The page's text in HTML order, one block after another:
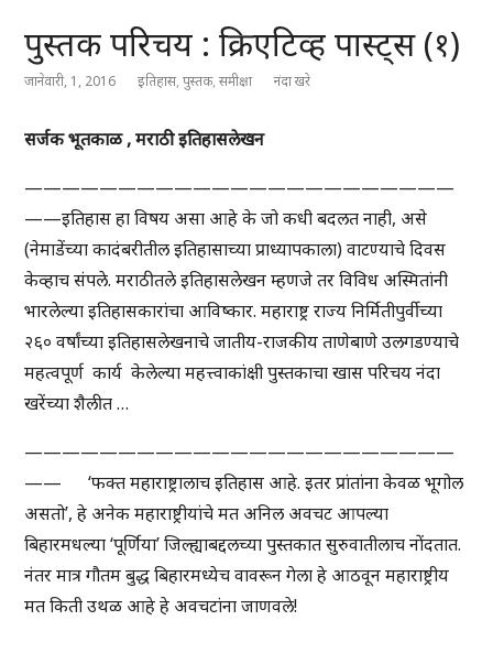
पुस्तक परिचय : क्रिएटिव्ह पास्ट्स (१)
जानेवारी, 1, 2016 इतिहास,पुस्तक,समीक्षा नंदा खरे
सर्जक भूतकाळ , मराठी इतिहासलेखन
———————————————————————
——इतिहास हा विषय असा आहे के जो कधी बदलत नाही, असे
(नेमाडेंच्या कादंबरीतील इतिहासाच्या प्राध्यापकाला) वाटण्याचे दिवस
केव्हाच संपले. मराठीतले इतिहासलेखन म्हणजे तर विविध अस्मितांनी
भारलेल्या इतिहासकारांचा आविष्कार. महाराष्ट्र राज्य निर्मितीपुर्वीच्या
२६० वर्षांच्या इतिहासलेखनाचे जातीय-राजकीय ताणेबाणे उलगडण्याचे
महत्वपूर्ण कार्य केलेल्या महत्त्वाकांक्षी पुस्तकाचा खास परिचय नंदा
खरेंच्या शैलीत …
———————————————————————
—— ‘फक्त महाराष्ट्रालाच इतिहास आहे. इतर प्रांतांना केवळ भूगोल
असतो’, हे अनेक महाराष्ट्रीयांचे मत अनिल अवचट आपल्या
बिहारमधल्या ‘पूर्णिया’ जिल्ह्याबद्दलच्या पुस्तकात सुरुवातीलाच नोंदतात.
नंतर मात्र गौतम बुद्ध बिहारमध्येच वावरून गेला हे आठवून महाराष्ट्रीय
मत किती उथळ आहे हे अवचटांना जाणवले!